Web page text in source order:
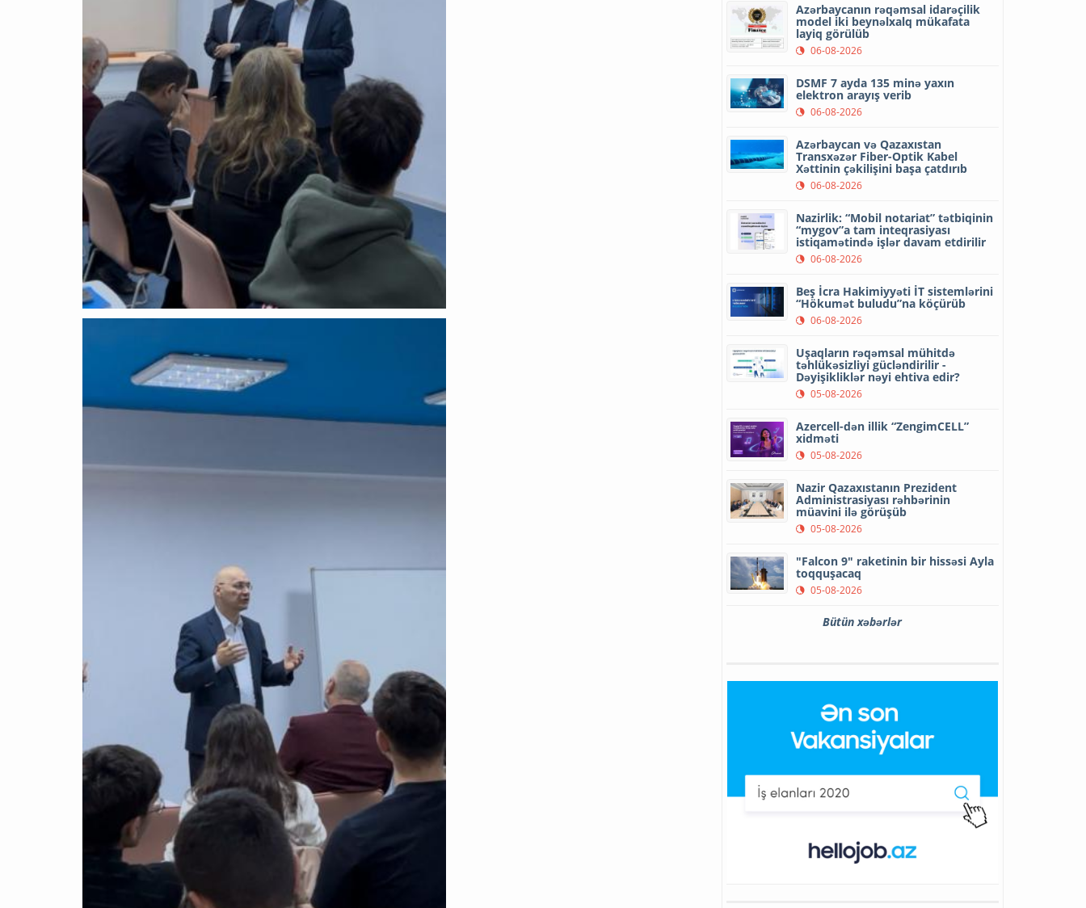
Azərbaycanın rəqəmsal idarəçilik
model iki beynəlxalq mükafata
layiq görülüb
06-08-2026
DSMF 7 ayda 135 minə yaxın
elektron arayış verib
06-08-2026
Azərbaycan və Qazaxıstan
Transxəzər Fiber-Optik Kabel
Xəttinin çəkilişini başa çatdırıb
06-08-2026
Nazirlik: “Mobil notariat” tətbiqinin
“mygov”a tam inteqrasiyası
istiqamətində işlər davam etdirilir
06-08-2026
Beş İcra Hakimiyyəti İT sistemlərini
“Hökumət buludu”na köçürüb
06-08-2026
Uşaqların rəqəmsal mühitdə
təhlükəsizliyi gücləndirilir -
Dəyişikliklər nəyi ehtiva edir?
05-08-2026
Azercell-dən illik “ZengimCELL”
xidməti
05-08-2026
Nazir Qazaxıstanın Prezident
Administrasiyası rəhbərinin
müavini ilə görüşüb
05-08-2026
"Falcon 9" raketinin bir hissəsi Ayla
toqquşacaq
05-08-2026
Bütün xəbərlər